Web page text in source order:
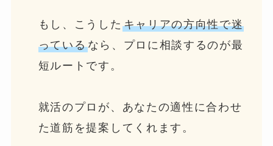
もし、こうした キャリアの方向性で迷
っているなら、プロに相談するのが最
短ルートです。
就活のプロが、あなたの適性に合わせ
た道筋を提案してくれます。